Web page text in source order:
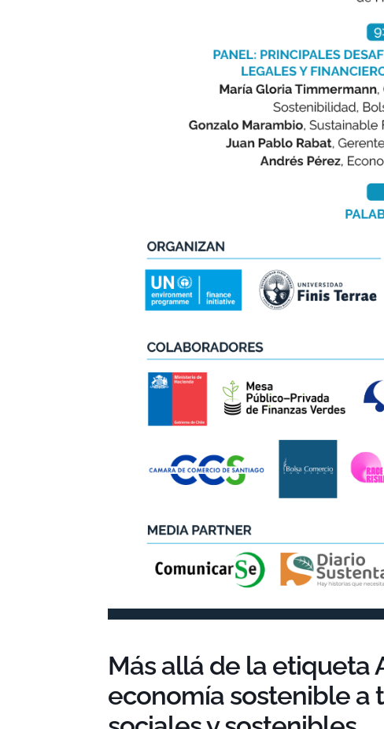
Más allá de la etiqueta
economía sostenible a